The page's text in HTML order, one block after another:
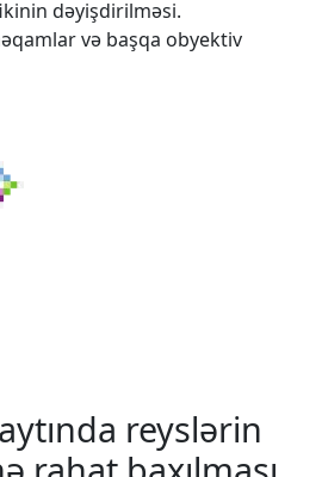
dəyişdirilməsi.
və başqa obyektiv
reyslərin